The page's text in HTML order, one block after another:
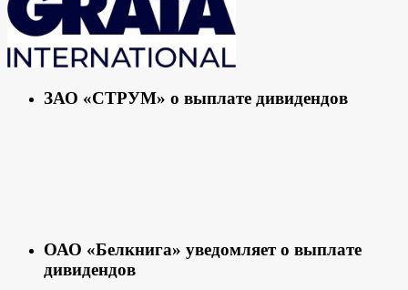
ЗАО «СТРУМ» о выплате дивидендов
ОАО «Белкнига» уведомляет о выплате
дивидендов